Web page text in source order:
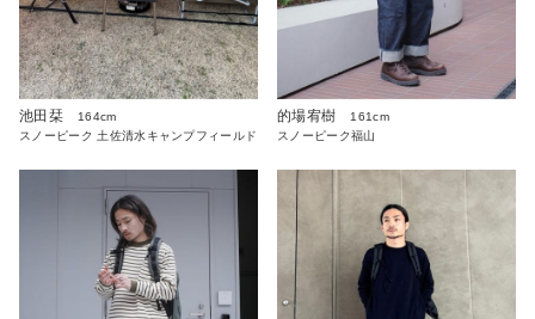
池田栞
164cm
スノーピーク 土佐清水キャンプフィールド
的場宥樹
161cm
スノーピーク福山